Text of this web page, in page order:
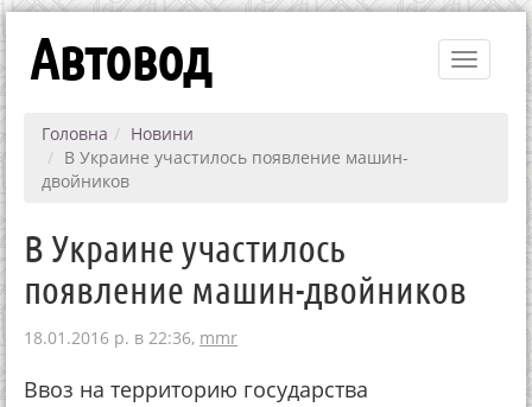
Toggle
Автовод
Головна
Новини
В Украине участилось появление машин-
двойников
В Украине участилось
появление машин-двойников
18.01.2016 р. в 22:36, mmr
Ввоз на территорию государства